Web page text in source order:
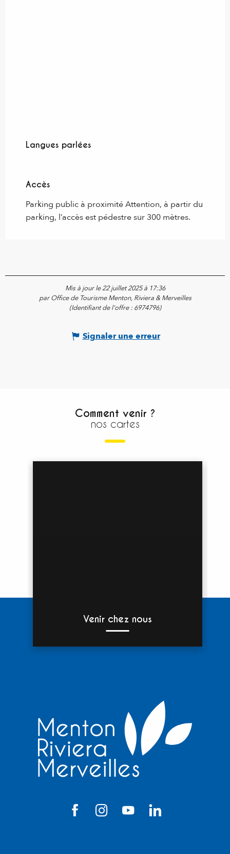
Langues parlées
Langues parlées
Accès
Accès
Parking public à proximité Attention, à partir du
parking, l’accès est pédestre sur 300 mètres.
Mis à jour le 22 juillet 2025 à 17:36
par Office de Tourisme Menton, Riviera & Merveilles
(Identifiant de l'offre : 6974796)
Signaler une erreur
Comment venir ?
nos cartes
Venir chez nous